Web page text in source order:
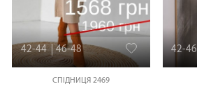
42-44 46-48
СПІДНИЦЯ 2469
42-46